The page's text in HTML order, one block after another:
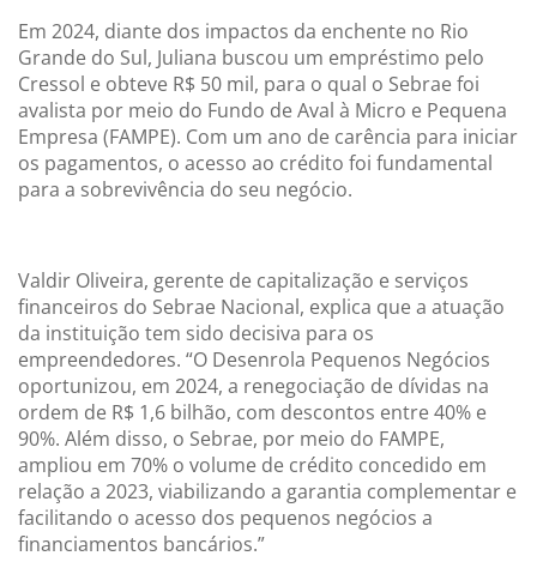
Em 2024, diante dos impactos da enchente no Rio
Grande do Sul, Juliana buscou um empréstimo pelo
Cressol e obteve R$ 50 mil, para o qual o Sebrae foi
avalista por meio do Fundo de Aval à Micro e Pequena
Empresa (FAMPE). Com um ano de carência para iniciar
os pagamentos, o acesso ao crédito foi fundamental
para a sobrevivência do seu negócio.
Valdir Oliveira, gerente de capitalização e serviços
financeiros do Sebrae Nacional, explica que a atuação
da instituição tem sido decisiva para os
empreendedores. “O Desenrola Pequenos Negócios
oportunizou, em 2024, a renegociação de dívidas na
ordem de R$ 1,6 bilhão, com descontos entre 40% e
90%. Além disso, o Sebrae, por meio do FAMPE,
ampliou em 70% o volume de crédito concedido em
relação a 2023, viabilizando a garantia complementar e
facilitando o acesso dos pequenos negócios a
financiamentos bancários.”